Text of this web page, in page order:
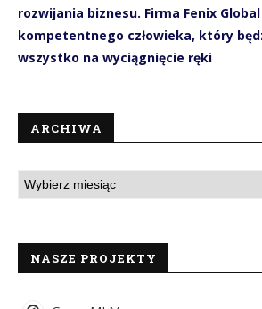
rozwijania biznesu. Firma Fenix
kompetentnego człowieka, który
wszystko na wyciągnięcie ręki
ARCHIWA
NASZE PROJEKTY